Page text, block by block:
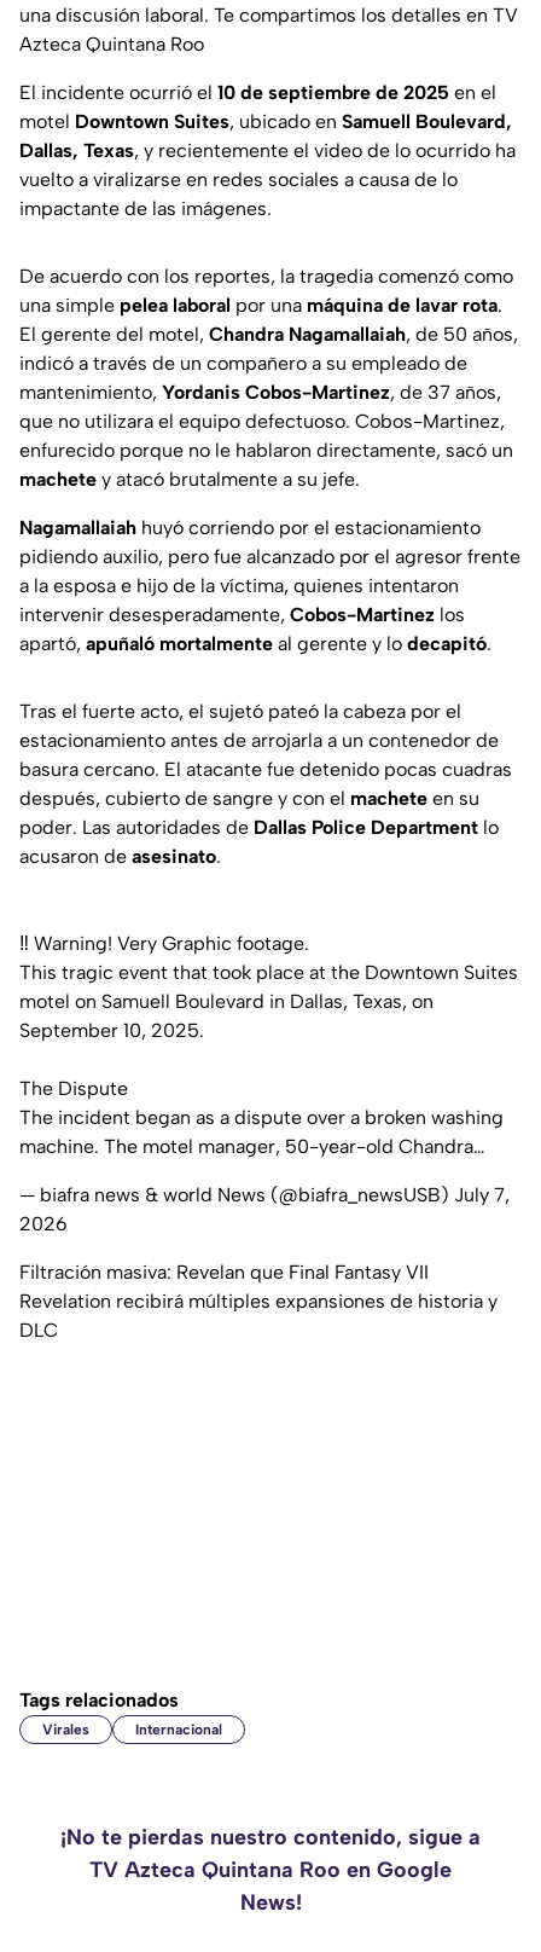
una discusión laboral. Te compartimos los detalles en TV
Azteca Quintana Roo
El incidente ocurrió el 10 de septiembre de 2025 en el
motel Downtown Suites, ubicado en Samuell Boulevard,
Dallas, Texas, y recientemente el video de lo ocurrido ha
vuelto a viralizarse en redes sociales a causa de lo
impactante de las imágenes.
De acuerdo con los reportes, la tragedia comenzó como
una simple pelea laboral por una máquina de lavar rota.
El gerente del motel, Chandra Nagamallaiah, de 50 años,
indicó a través de un compañero a su empleado de
mantenimiento, Yordanis Cobos-Martinez, de 37 años,
que no utilizara el equipo defectuoso. Cobos-Martinez,
enfurecido porque no le hablaron directamente, sacó un
machete y atacó brutalmente a su jefe.
Nagamallaiah huyó corriendo por el estacionamiento
pidiendo auxilio, pero fue alcanzado por el agresor frente
a la esposa e hijo de la víctima, quienes intentaron
intervenir desesperadamente, Cobos-Martinez los
apartó, apuñaló mortalmente al gerente y lo decapitó.
Tras el fuerte acto, el sujetó pateó la cabeza por el
estacionamiento antes de arrojarla a un contenedor de
basura cercano. El atacante fue detenido pocas cuadras
después, cubierto de sangre y con el machete en su
poder. Las autoridades de Dallas Police Department lo
acusaron de asesinato.
‼️ Warning! Very Graphic footage.
This tragic event that took place at the Downtown Suites
motel on Samuell Boulevard in Dallas, Texas, on
September 10, 2025.
The Dispute
The incident began as a dispute over a broken washing
machine. The motel manager, 50-year-old Chandra…
— biafra news & world News (@biafra_newsUSB) July 7,
2026
Filtración masiva: Revelan que Final Fantasy VII
Revelation recibirá múltiples expansiones de historia y
DLC
Tags relacionados
Virales Internacional
¡No te pierdas nuestro contenido, sigue a
TV Azteca Quintana Roo en Google
News!